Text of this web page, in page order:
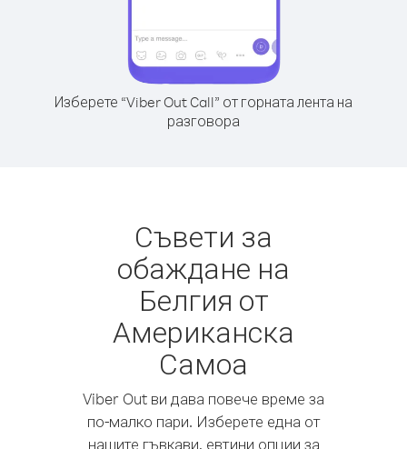
Изберете “Viber Out Call” от горната лента на
разговора
Съвети за
обаждане на
Белгия от
Американска
Самоа
Viber Out ви дава повече време за
по-малко пари. Изберете една от
нашите гъвкави, евтини опции за